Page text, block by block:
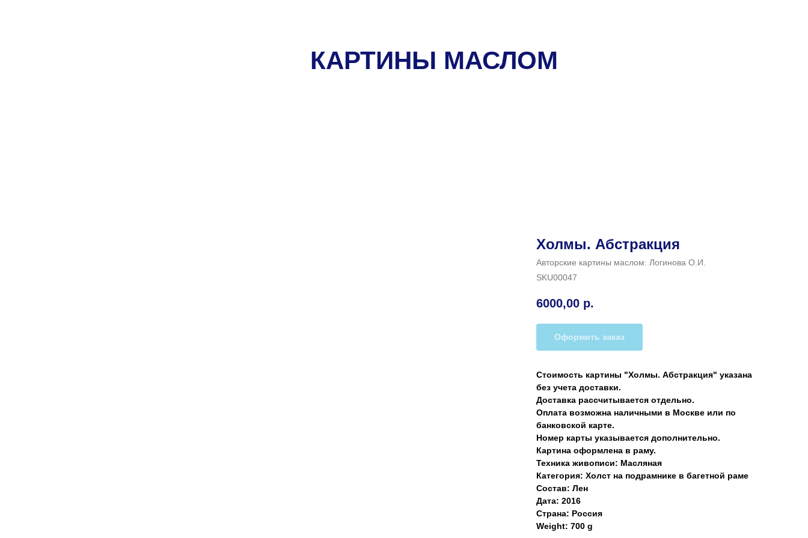
КАРТИНЫ МАСЛОМ
Холмы. Абстракция
Авторские картины маслом: Логинова О.И.
SKU00047
6000,00 р.
Оформить заказ
Стоимость картины "Холмы. Абстракция" указана
без учета доставки.
Доставка рассчитывается отдельно.
Оплата возможна наличными в Москве или по
банковской карте.
Номер карты указывается дополнительно.
Картина оформлена в раму.
Техника живописи: Масляная
Категория: Холст на подрамнике в багетной раме
Состав: Лен
Дата: 2016
Страна: Россия
Weight: 700 g